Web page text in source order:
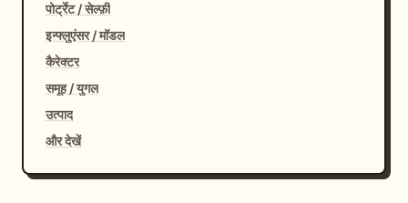
पोर्ट्रेट / सेल्फ़ी
इन्फ्लुएंसर / मॉडल
कैरेक्टर
समूह / युगल
उत्पाद
और देखें